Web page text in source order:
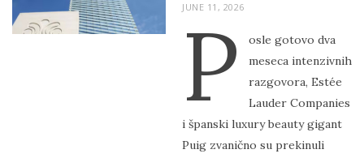
P
JUNE 11, 2026
P
osle gotovo dva
meseca intenzivnih
razgovora, Estée
Lauder Companies
i španski luxury beauty gigant
Puig zvanično su prekinuli